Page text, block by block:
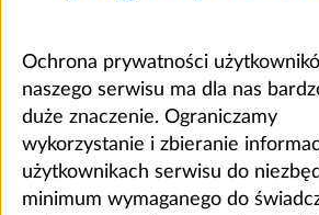
Ochrona prywatności
naszego serwisu ma dla nas
duże znaczenie. Ograniczamy
wykorzystanie i zbieranie
użytkownikach serwisu do
minimum wymaganego do